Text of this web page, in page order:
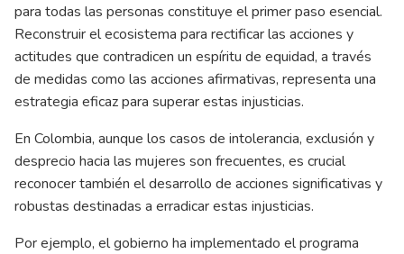
para todas las personas constituye el primer paso esencial.
Reconstruir el ecosistema para rectificar las acciones y
actitudes que contradicen un espíritu de equidad, a través
de medidas como las acciones afirmativas, representa una
estrategia eficaz para superar estas injusticias.
En Colombia, aunque los casos de intolerancia, exclusión y
desprecio hacia las mujeres son frecuentes, es crucial
reconocer también el desarrollo de acciones significativas y
robustas destinadas a erradicar estas injusticias.
Por ejemplo, el gobierno ha implementado el programa